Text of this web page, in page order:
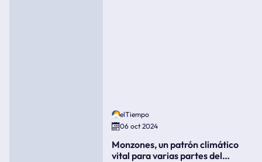
elTiempo
06 oct 2024
Monzones, un patrón climático
vital para varias partes del